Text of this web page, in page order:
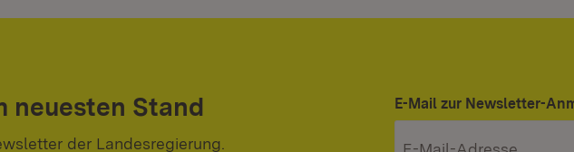
neuesten Stand
der Landesregierung.
E-Mail zur Newsletter-